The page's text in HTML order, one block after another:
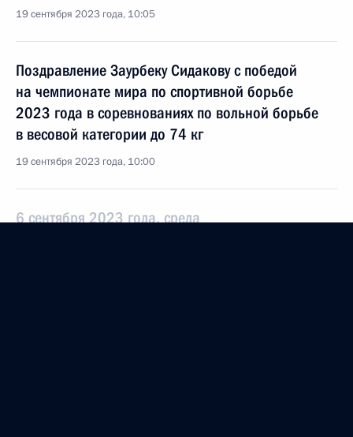
19 сентября 2023 года, 10:05
Поздравление Заурбеку Сидакову с победой
на чемпионате мира по спортивной борьбе
2023 года в соревнованиях по вольной борьбе
в весовой категории до 74 кг
19 сентября 2023 года, 10:00
6 сентября 2023 года, среда